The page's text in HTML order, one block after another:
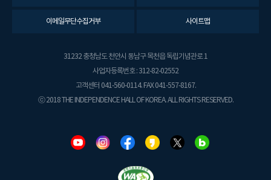
이메일무단수집거부 사이트맵
31232 충청남도 천안시 동남구 목천읍 독립기념관로 1
사업자등록번호 : 312-82-02552
고객센터 041-560-0114. FAX 041-557-8167.
ⓒ 2018 THE INDEPENDENCE HALL OF KOREA. ALL RIGHTS RESERVED.